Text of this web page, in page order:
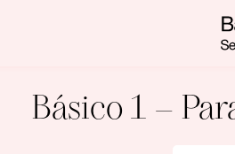
Básico 1 –